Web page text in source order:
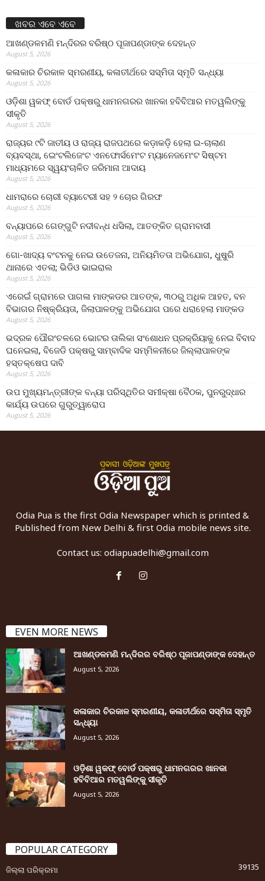
ଖବର ଏବେ ଏବେ
ଆଖଣ୍ଡଳମଣି ମନ୍ଦିରର ବରିଷ୍ଠ ପୂଜାପଣ୍ଡାଙ୍କ ଦେହାନ୍ତ
August 5, 2026
କଳାକାର ଚିରକାଳ ସ୍ମରଣୀୟ, କଳାତୀର୍ଥରେ ସସ୍ମିତା ସ୍ମୃତି ସନ୍ଧ୍ୟା
August 5, 2026
ଓଡ଼ିଶା ୱକଫ୍ ବୋର୍ଡ ପକ୍ଷରୁ ଧାମନଗରର ଖାନକା ହବିବିଆର ମତୱଲିଙ୍କୁ
ସୀକୃତି
August 5, 2026
ରାଜ୍ୟର ୯ଟି ଜାତୀୟ ଓ ରାଜ୍ୟ ରାଜପଥରେ କଡ଼ାକଡ଼ି ହେଲା ଇ-ଚାଲାଣ
ବ୍ୟବସ୍ଥା, ଇେଂଟଲିଜେଂଟ ଏନଫୋର୍ସମେଂଟ ମ୍ୟାନେଜମେଂଟ ସିଷ୍ଟମ
ମାଧ୍ୟମରେ ସ୍ୱୟଂଚାଳିତ ଜରିମାନା ଆଦାୟ
August 5, 2026
ଧାମରାରେ ଚୋରୀ ବ୍ୟାଟେରୀ ସହ ୨ ଚୋର ଗିରଫ
August 5, 2026
ବନ୍ୟାପରେ ଗେଙ୍ଗୁଟି ନଦୀବନ୍ଧ ଧସିଲା, ଆତଙ୍କିତ ଗ୍ରାମବାସୀ
August 5, 2026
ଗୋ-ଖାଦ୍ୟ ବଂଟନକୁ ନେଇ ଉତେଜନା, ଅନିୟମିତତା ଅଭିଯୋଗ, ଧୁଷୁରି
ଥାନାରେ ଏତଲା; ଭିଡିଓ ଭାଇରାଲ
August 5, 2026
ଏରେଇଁ ଗ୍ରାମରେ ପାଗଳା ମାଙ୍କଡର ଆତଙ୍କ, ୩୦ରୁ ଅଧିକ ଆହତ, ବନ
ବିଭାଗର ନିଷ୍କ୍ରିୟତା, ଜିଲାପାଳଙ୍କୁ ଅଭିଯୋଗ ପରେ ଧରାହେଲା ମାଙ୍କଡ
August 5, 2026
ଭଦ୍ରକ ପୌରଂଚଳରେ ଭୋଟର ତାଲିକା ସଂଶୋଧନ ପ୍ରକ୍ରିୟାକୁ ନେଇ ବିବାଦ
ଘନେଇଲା, ବିଜେଡି ପକ୍ଷରୁ ସାମ୍ବାଦିକ ସମ୍ମିଳନୀରେ ଜିଲ୍ଲାପାଳଙ୍କ
ହସ୍ତକ୍ଷେପ ଦାବି
August 5, 2026
ଉପ ମୁଖ୍ୟମନ୍ତ୍ରୀଙ୍କ ବନ୍ୟା ପରିସ୍ଥିତିର ସମୀକ୍ଷା ବୈଠକ, ପୁନରୁଦ୍ଧାର
କାର୍ଯ୍ୟ ଉପରେ ଗୁରୁତ୍ୱାରୋପ
August 5, 2026
Odia Pua is the first Odia Newspaper which is printed &
Published from New Delhi & first Odia mobile news site.
Contact us: odiapuadelhi@gmail.com
EVEN MORE NEWS
ଆଖଣ୍ଡଳମଣି ମନ୍ଦିରର ବରିଷ୍ଠ ପୂଜାପଣ୍ଡାଙ୍କ ଦେହାନ୍ତ
August 5, 2026
କଳାକାର ଚିରକାଳ ସ୍ମରଣୀୟ, କଳାତୀର୍ଥରେ ସସ୍ମିତା ସ୍ମୃତି
ସନ୍ଧ୍ୟା
August 5, 2026
ଓଡ଼ିଶା ୱକଫ୍ ବୋର୍ଡ ପକ୍ଷରୁ ଧାମନଗରର ଖାନକା
ହବିବିଆର ମତୱଲିଙ୍କୁ ସୀକୃତି
August 5, 2026
POPULAR CATEGORY
ଜିଲ୍ଲା ପରିକ୍ରମା
39135